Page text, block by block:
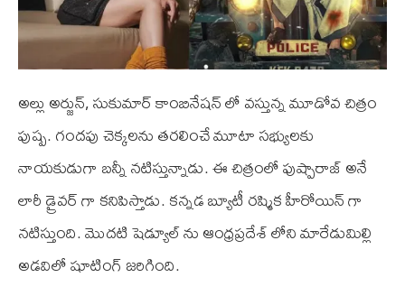
అల్లు అర్జున్, సుకుమార్ కాంబినేషన్ లో వస్తున్న మూడోవ చిత్రం
పుష్ప. గందపు చెక్కలను తరలించే మూటా సభ్యులకు
నాయకుడుగా బన్నీ నటిస్తున్నాడు. ఈ చిత్రంలో పుష్పారాజ్ అనే
లారీ డ్రైవర్ గా కనిపిస్తాడు. కన్నడ బ్యూటీ రష్మిక హీరోయిన్ గా
నటిస్తుంది. మొదటి షెడ్యూల్ ను ఆంధ్రప్రదేశ్ లోని మారేడుమిల్లి
అడవిలో షూటింగ్ జరిగింది.